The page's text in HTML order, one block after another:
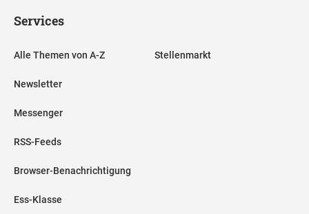
Services
Alle Themen von A-Z
Newsletter
Messenger
RSS-Feeds
Browser-Benachrichtigung
Ess-Klasse
Stellenmarkt